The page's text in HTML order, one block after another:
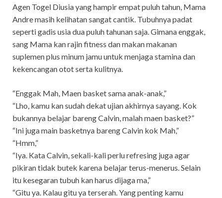
Agen Togel Diusia yang hampir empat puluh tahun, Mama
Andre masih kelihatan sangat cantik. Tubuhnya padat
seperti gadis usia dua puluh tahunan saja. Gimana enggak,
sang Mama kan rajin fitness dan makan makanan
suplemen plus minum jamu untuk menjaga stamina dan
kekencangan otot serta kulitnya.
“Enggak Mah, Maen basket sama anak-anak,”
“Lho, kamu kan sudah dekat ujian akhirnya sayang. Kok
bukannya belajar bareng Calvin, malah maen basket?”
“Ini juga main basketnya bareng Calvin kok Mah,”
“Hmm,”
“Iya. Kata Calvin, sekali-kali perlu refresing juga agar
pikiran tidak butek karena belajar terus-menerus. Selain
itu kesegaran tubuh kan harus dijaga ma,”
“Gitu ya. Kalau gitu ya terserah. Yang penting kamu